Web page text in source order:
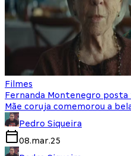
Filmes
Fernanda Montenegro
Mãe coruja comemorou a
Pedro Siqueira
08.mar.25